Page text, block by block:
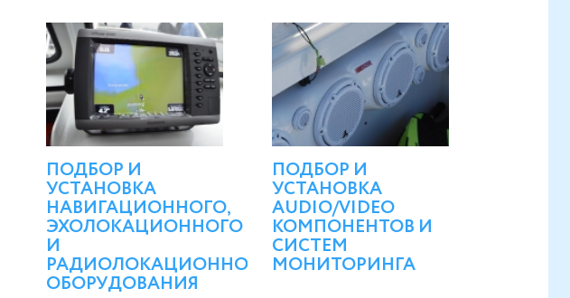
ПОДБОР И
УСТАНОВКА
НАВИГАЦИОННОГО,
ЭХОЛОКАЦИОННОГО
И
РАДИОЛОКАЦИОННОГО
ОБОРУДОВАНИЯ
ПОДБОР И
УСТАНОВКА
AUDIO/VIDEO
КОМПОНЕНТОВ И
СИСТЕМ
МОНИТОРИНГА